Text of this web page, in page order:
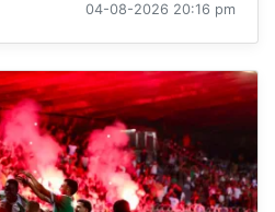
04-08-2026 20:16 pm